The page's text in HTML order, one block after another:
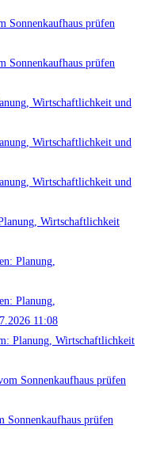
Sonnenkaufhaus prüfen
Sonnenkaufhaus prüfen
Wirtschaftlichkeit und
Wirtschaftlichkeit und
Wirtschaftlichkeit und
Wirtschaftlichkeit
Planung,
Planung,
11:08
Planung, Wirtschaftlichkeit
Sonnenkaufhaus prüfen
Sonnenkaufhaus prüfen